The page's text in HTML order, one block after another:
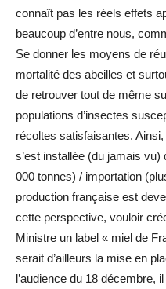
connaît pas les réels effets
beaucoup d’entre nous,
Se donner les moyens de
mortalité des abeilles et
de retrouver tout de même
populations d’insectes
récoltes satisfaisantes.
s’est installée (du jamais
000 tonnes) / importation
production française est
cette perspective, vouloir
Ministre un label « miel de
serait d’ailleurs la mise en
l’audience du 18 décembre,